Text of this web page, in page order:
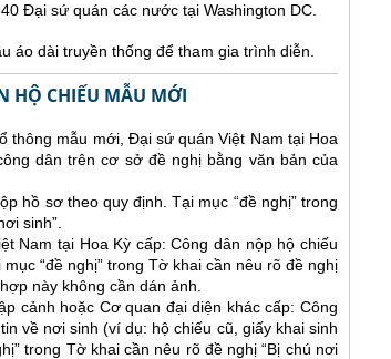
Đại sứ quán các nước tại Washington DC.
áo dài truyền thống để tham gia trình diễn.
HỘ CHIẾU MẪU MỚI
thông mẫu mới, Đại sứ quán Việt Nam tại Hoa
dân trên cơ sở đề nghị bằng văn bản của
hồ sơ theo quy định. Tại mục “đề nghị” trong
sinh”.
Nam tại Hoa Kỳ cấp: Công dân nộp hộ chiếu
“đề nghị” trong Tờ khai cần nêu rõ đề nghị
này không cần dán ảnh.
cảnh hoặc Cơ quan đại diện khác cấp: Công
về nơi sinh (ví dụ: hộ chiếu cũ, giấy khai sinh
trong Tờ khai cần nêu rõ đề nghị “Bị chú nơi